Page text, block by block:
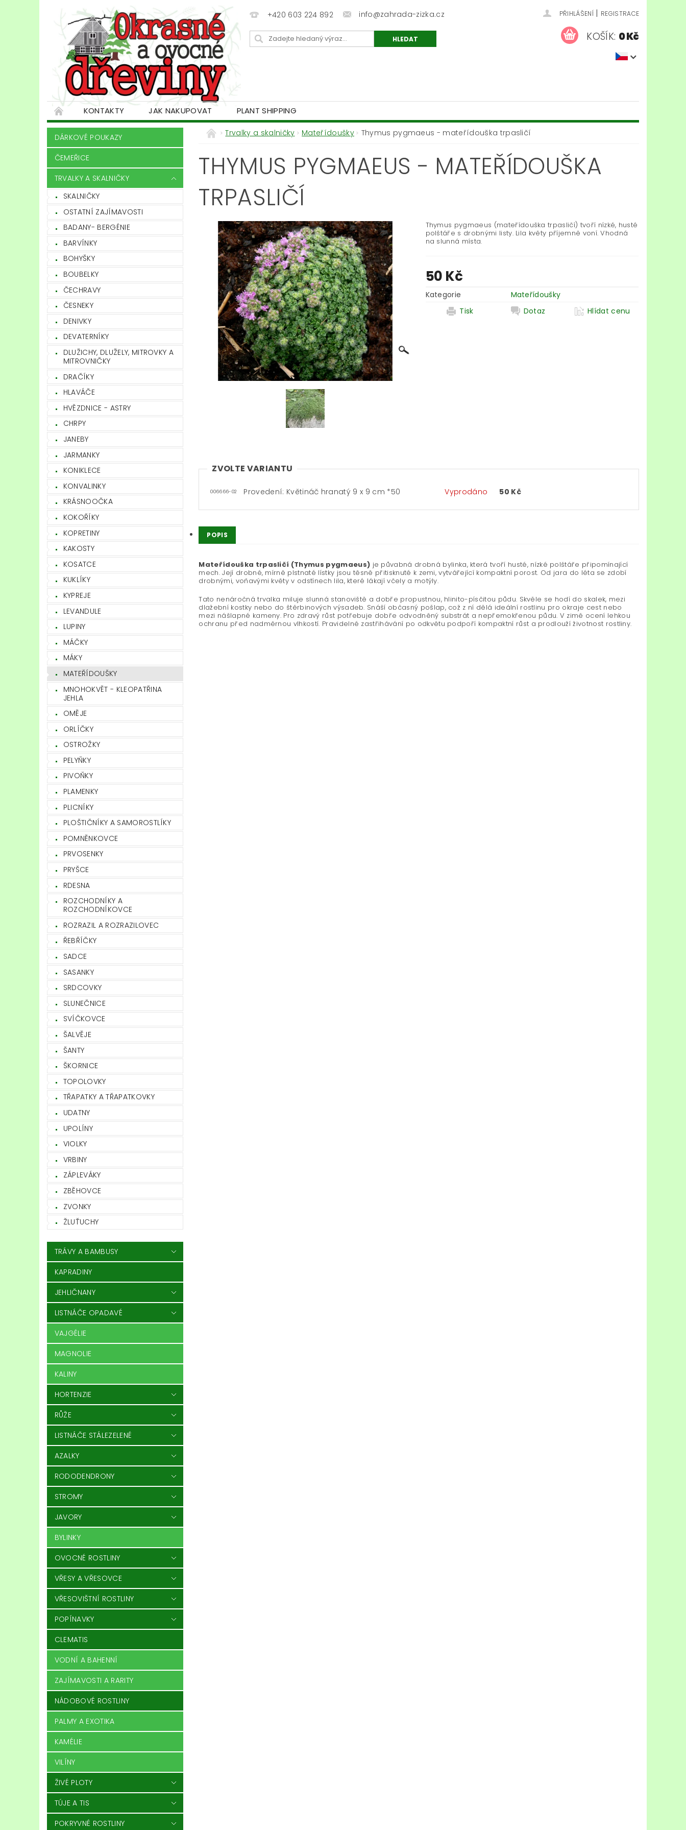
+420 603 224 892 info@zahrada-zizka.cz PŘIHLÁŠENÍ | REGISTRACE
KOŠÍK: 0 Kč
KONTAKTY JAK NAKUPOVAT PLANT SHIPPING
DÁRKOVÉ POUKAZY
ČEMEŘICE
TRVALKY A SKALNIČKY
SKALNIČKY
OSTATNÍ ZAJÍMAVOSTI
BADANY- BERGÉNIE
BARVÍNKY
BOHYŠKY
BOUBELKY
ČECHRAVY
ČESNEKY
DENIVKY
DEVATERNÍKY
DLUŽICHY, DLUŽELY, MITROVKY A
MITROVNIČKY
DRAČÍKY
HLAVÁČE
HVĚZDNICE - ASTRY
CHRPY
JANEBY
JARMANKY
KONIKLECE
KONVALINKY
KRÁSNOOČKA
KOKOŘÍKY
KOPRETINY
KAKOSTY
KOSATCE
KUKLÍKY
KYPREJE
LEVANDULE
LUPINY
MÁČKY
MÁKY
MATEŘÍDOUŠKY
MNOHOKVĚT - KLEOPATŘINA
JEHLA
OMĚJE
ORLÍČKY
OSTROŽKY
PELYŇKY
PIVOŇKY
PLAMENKY
PLICNÍKY
PLOŠTIČNÍKY A SAMOROSTLÍKY
POMNĚNKOVCE
PRVOSENKY
PRYŠCE
RDESNA
ROZCHODNÍKY A
ROZCHODNÍKOVCE
ROZRAZIL A ROZRAZILOVEC
ŘEBŘÍČKY
SADCE
SASANKY
SRDCOVKY
SLUNEČNICE
SVÍČKOVCE
ŠALVĚJE
ŠANTY
ŠKORNICE
TOPOLOVKY
TŘAPATKY A TŘAPATKOVKY
UDATNY
UPOLÍNY
VIOLKY
VRBINY
ZÁPLEVÁKY
ZBĚHOVCE
ZVONKY
ŽLUŤUCHY
TRÁVY A BAMBUSY
KAPRADINY
JEHLIČNANY
LISTNÁČE OPADAVÉ
VAJGÉLIE
MAGNOLIE
KALINY
HORTENZIE
RŮŽE
LISTNÁČE STÁLEZELENÉ
AZALKY
RODODENDRONY
STROMY
JAVORY
BYLINKY
OVOCNÉ ROSTLINY
VŘESY A VŘESOVCE
VŘESOVIŠTNÍ ROSTLINY
POPÍNAVKY
CLEMATIS
VODNÍ A BAHENNÍ
ZAJÍMAVOSTI A RARITY
NÁDOBOVÉ ROSTLINY
PALMY A EXOTIKA
KAMÉLIE
VILÍNY
ŽIVÉ PLOTY
TÚJE A TIS
POKRYVNÉ ROSTLINY
Trvalky a skalničky Mateřídoušky Thymus pygmaeus - mateřídouška trpasličí
THYMUS PYGMAEUS - MATEŘÍDOUŠKA
TRPASLIČÍ
Thymus pygmaeus (mateřídouška trpasličí) tvoří nízké, husté
polštáře s drobnými listy. Lila květy příjemně voní. Vhodná
na slunná místa.
50 Kč
Kategorie
Mateřídoušky
Tisk
Dotaz Hlídat cenu
ZVOLTE VARIANTU
006666-02 Provedení: Květináč hranatý 9 x 9 cm *50 Vyprodáno 50 Kč
POPIS
Mateřídouška trpasličí (Thymus pygmaeus) je půvabná drobná bylinka, která tvoří husté, nízké polštáře připomínající
mech. Její drobné, mírně plstnaté lístky jsou těsně přitisknuté k zemi, vytvářející kompaktní porost. Od jara do léta se zdobí
drobnými, voňavými květy v odstínech lila, které lákají včely a motýly.
Tato nenáročná trvalka miluje slunná stanoviště a dobře propustnou, hlinito-písčitou půdu. Skvěle se hodí do skalek, mezi
dlažební kostky nebo do štěrbinových výsadeb. Snáší občasný pošlap, což z ní dělá ideální rostlinu pro okraje cest nebo
mezi nášlapné kameny. Pro zdravý růst potřebuje dobře odvodněný substrát a nepřemokřenou půdu. V zimě ocení lehkou
ochranu před nadměrnou vlhkostí. Pravidelné zastřihávání po odkvětu podpoří kompaktní růst a prodlouží životnost rostliny.